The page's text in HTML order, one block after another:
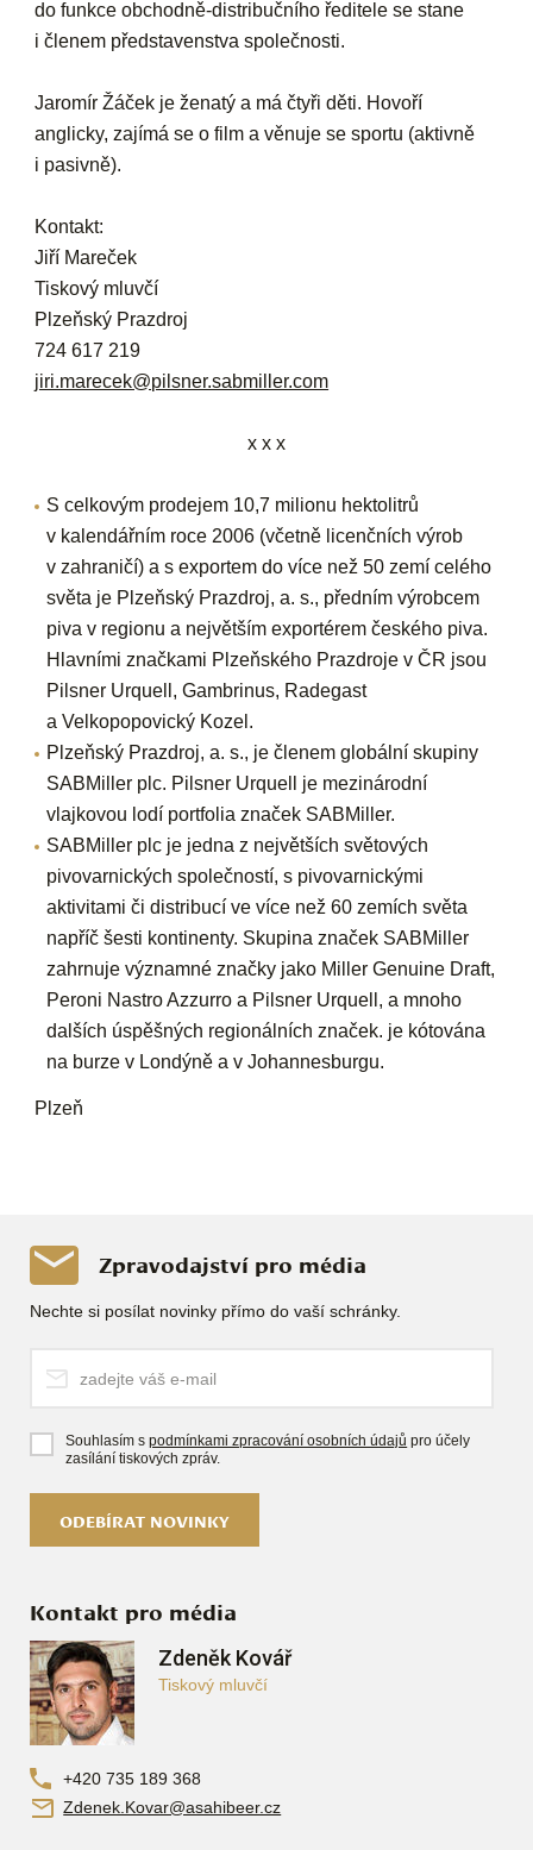
do funkce obchodně-distribučního ředitele se stane
i členem představenstva společnosti.
Jaromír Žáček je ženatý a má čtyři děti. Hovoří
anglicky, zajímá se o film a věnuje se sportu (aktivně
i pasivně).
Kontakt:
Jiří Mareček
Tiskový mluvčí
Plzeňský Prazdroj
724 617 219
jiri.marecek@pilsner.sabmiller.com
x x x
S celkovým prodejem 10,7 milionu hektolitrů
v kalendářním roce 2006 (včetně licenčních výrob
v zahraničí) a s exportem do více než 50 zemí celého
světa je Plzeňský Prazdroj, a. s., předním výrobcem
piva v regionu a největším exportérem českého piva.
Hlavními značkami Plzeňského Prazdroje v ČR jsou
Pilsner Urquell, Gambrinus, Radegast
a Velkopopovický Kozel.
Plzeňský Prazdroj, a. s., je členem globální skupiny
SABMiller plc. Pilsner Urquell je mezinárodní
vlajkovou lodí portfolia značek SABMiller.
SABMiller plc je jedna z největších světových
pivovarnických společností, s pivovarnickými
aktivitami či distribucí ve více než 60 zemích světa
napříč šesti kontinenty. Skupina značek SABMiller
zahrnuje významné značky jako Miller Genuine Draft,
Peroni Nastro Azzurro a Pilsner Urquell, a mnoho
dalších úspěšných regionálních značek. je kótována
na burze v Londýně a v Johannesburgu.
Plzeň
Zpravodajství pro média
Nechte si posílat novinky přímo do vaší schránky.
Souhlasím spodmínkami zpracování osobních údajů pro účely
zasílání tiskových zpráv.
ODEBÍRAT NOVINKY
Kontakt pro média
Zdeněk Kovář
Tiskový mluvčí
+420 735 189 368
Zdenek.Kovar@asahibeer.cz